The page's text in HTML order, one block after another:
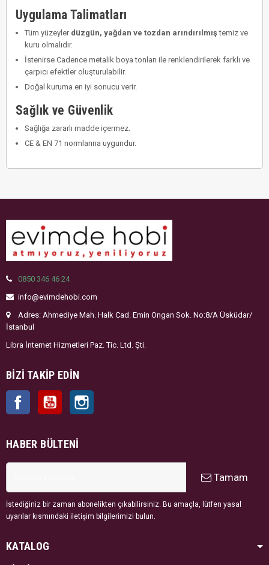
Uygulama Talimatları
Tüm yüzeyler düzgün, yağdan ve tozdan arındırılmış temiz ve
kuru olmalıdır.
İstenirse Cadence metalik boya tonları ile renklendirilerek farklı ve
çarpıcı efektler oluşturulabilir.
Doğal kuruma en iyi sonucu verir.
Sağlık ve Güvenlik
Sağlığa zararlı madde içermez.
CE & EN 71 normlarına uygundur.
0850 346 46 24
info@evimdehobi.com
Adres: Ahmediye Mah. Halk Cad. Emin Ongan Sok. No:8/A Üsküdar/
İstanbul
Libra İnternet Hizmetleri Paz. Tic. Ltd. Şti.
BIZI TAKIP EDIN
Facebook YouTube
HABER BÜLTENI
Tamam
İstediğiniz bir zaman abonelikten çıkabilirsiniz. Bu amaçla, lütfen yasal
uyarılar kısmındaki iletişim bilgilerimizi bulun.
KATALOG